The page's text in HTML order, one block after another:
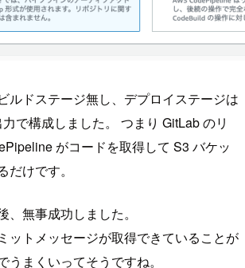
ルドステージ無し、デプロイステージは
で構成しました。 つまり GitLab のリ
がコードを取得して S3 バケッ
だけです。
無事成功しました。
ットメッセージが取得できていることが
うまくいってそうですね。